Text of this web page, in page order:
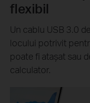
flexibil
Un cablu USB 3.0
locului potrivit
poate fi atașat sau
calculator.